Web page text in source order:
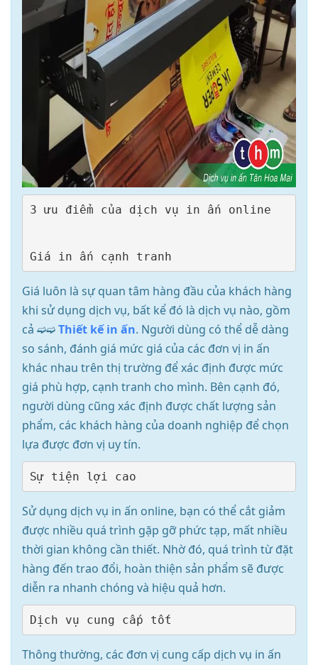
Giá luôn là sự quan tâm hàng đầu của khách hàng
khi sử dụng dịch vụ, bất kể đó là dịch vụ nào, gồm
cả ➫➫Thiết kế in ấn. Người dùng có thể dễ dàng
so sánh, đánh giá mức giá của các đơn vị in ấn
khác nhau trên thị trường để xác định được mức
giá phù hợp, cạnh tranh cho mình. Bên cạnh đó,
người dùng cũng xác định được chất lượng sản
phẩm, các khách hàng của doanh nghiệp để chọn
lựa được đơn vị uy tín.
Sử dụng dịch vụ in ấn online, bạn có thể cắt giảm
được nhiều quá trình gặp gỡ phức tạp, mất nhiều
thời gian không cần thiết. Nhờ đó, quá trình từ đặt
hàng đến trao đổi, hoàn thiện sản phẩm sẽ được
diễn ra nhanh chóng và hiệu quả hơn.
Thông thường, các đơn vị cung cấp dịch vụ in ấn